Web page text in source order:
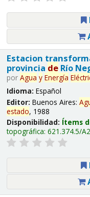
Estacion
provincia deRío
por Agua y Energía
Idioma: Español
Editor: Buenos Aires:
estado, 1988
Disponibilidad: Ítems
topográfica: 621.374.5/